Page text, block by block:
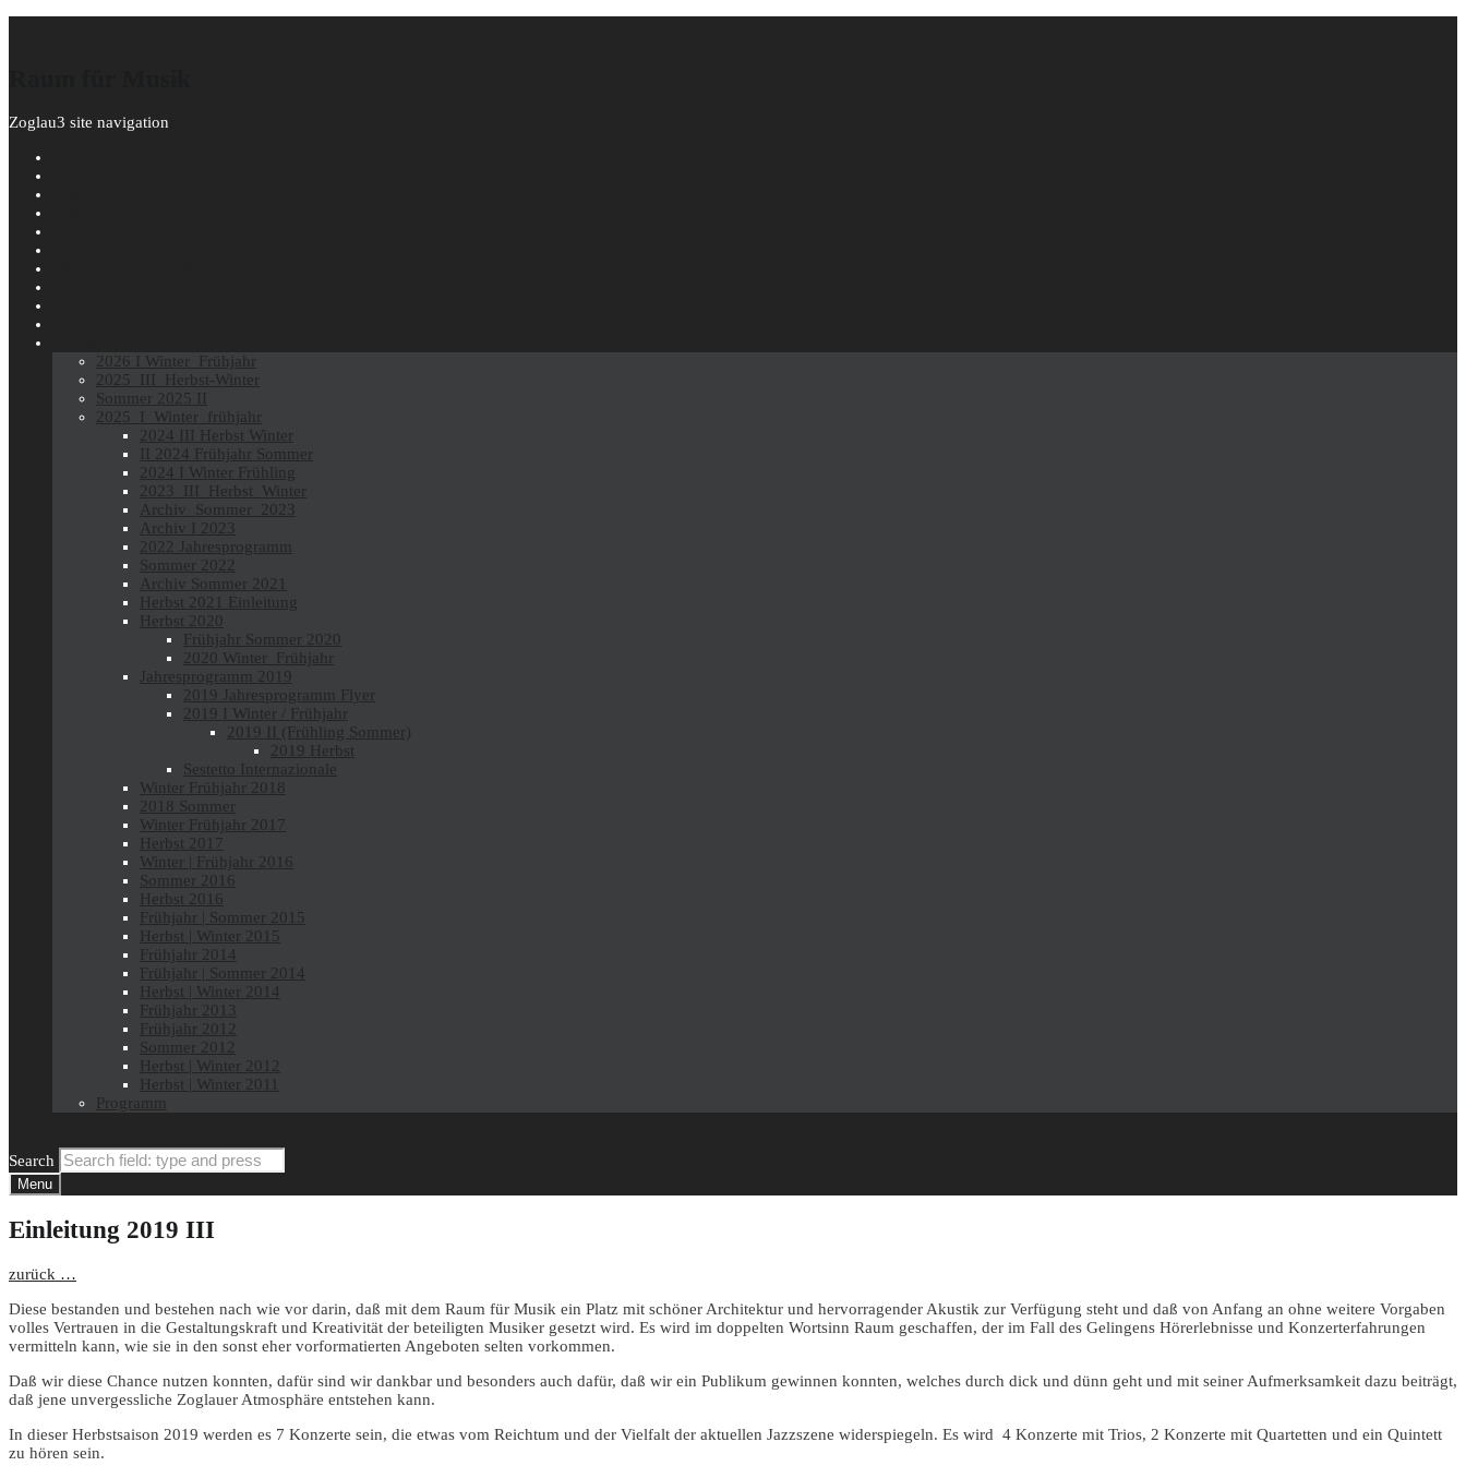
Zoglau3 site navigation
2026 I Winter_Frühjahr
2025_III_Herbst-Winter
Sommer 2025 II
2025_I_Winter_frühjahr
2024 III Herbst Winter
II 2024 Frühjahr Sommer
2024 I Winter Frühling
2023_III_Herbst_Winter
Archiv_Sommer_2023
Archiv I 2023
2022 Jahresprogramm
Sommer 2022
Archiv Sommer 2021
Herbst 2021 Einleitung
Herbst 2020
Frühjahr Sommer 2020
2020 Winter_Frühjahr
Jahresprogramm 2019
2019 Jahresprogramm Flyer
2019 I Winter / Frühjahr
2019 II (Frühling Sommer)
2019 Herbst
Sestetto Internazionale
Winter Frühjahr 2018
2018 Sommer
Winter Frühjahr 2017
Herbst 2017
Winter | Frühjahr 2016
Sommer 2016
Herbst 2016
Frühjahr | Sommer 2015
Herbst | Winter 2015
Frühjahr 2014
Frühjahr | Sommer 2014
Herbst | Winter 2014
Frühjahr 2013
Frühjahr 2012
Sommer 2012
Herbst | Winter 2012
Herbst | Winter 2011
Programm
Search
Menu
Einleitung 2019 III
zurück …
Diese bestanden und bestehen nach wie vor darin, daß mit dem Raum für Musik ein Platz mit schöner Architektur und hervorragender Akustik zur Verfügung steht und daß von Anfang an ohne weitere Vorgaben
volles Vertrauen in die Gestaltungskraft und Kreativität der beteiligten Musiker gesetzt wird. Es wird im doppelten Wortsinn Raum geschaffen, der im Fall des Gelingens Hörerlebnisse und Konzerterfahrungen
vermitteln kann, wie sie in den sonst eher vorformatierten Angeboten selten vorkommen.
Daß wir diese Chance nutzen konnten, dafür sind wir dankbar und besonders auch dafür, daß wir ein Publikum gewinnen konnten, welches durch dick und dünn geht und mit seiner Aufmerksamkeit dazu beiträgt,
daß jene unvergessliche Zoglauer Atmosphäre entstehen kann.
In dieser Herbstsaison 2019 werden es 7 Konzerte sein, die etwas vom Reichtum und der Vielfalt der aktuellen Jazzszene widerspiegeln. Es wird 4 Konzerte mit Trios, 2 Konzerte mit Quartetten und ein Quintett
zu hören sein.